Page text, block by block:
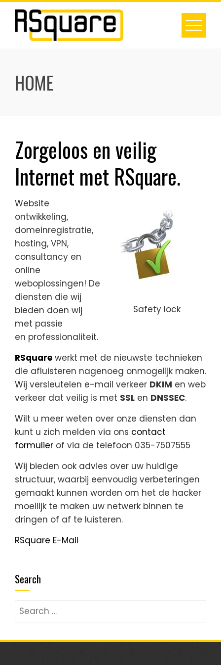
Skip
content
HOME
Zorgeloos en veilig
Internet met RSquare.
Safety lock
Website
ontwikkeling,
domeinregistratie,
hosting, VPN,
consultancy en
online
weboplossingen! De
diensten die wij
bieden doen wij
met passie
en professionaliteit.
RSquare werkt met de nieuwste technieken
die afluisteren nagenoeg onmogelijk maken.
Wij versleutelen e-mail verkeer DKIM en web
verkeer dat veilig is met SSL en DNSSEC.
Wilt u meer weten over onze diensten dan
kunt u zich melden via ons contact
formulier of via de telefoon 035-7507555
Wij bieden ook advies over uw huidige
structuur, waarbij eenvoudig verbeteringen
gemaakt kunnen worden om het de hacker
moeilijk te maken uw netwerk binnen te
dringen of af te luisteren.
RSquare E-Mail
Search
Search